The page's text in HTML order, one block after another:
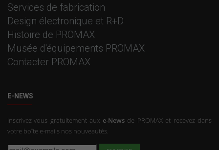
Services de fabrication
Design électronique et R+D
Histoire de PROMAX
Musée d'équipements PROMAX
Contacter PROMAX
E-NEWS
Inscrivez-vous gratuitement aux e-Newsde PROMAX et recevez dans
votre boîte e-mails nos nouveautés.